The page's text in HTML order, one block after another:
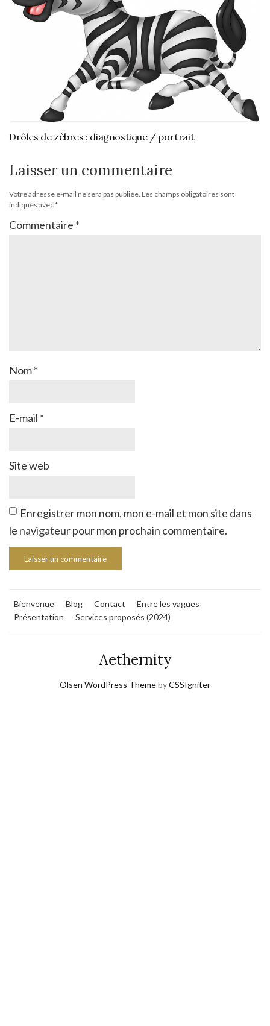
Drôles de zèbres : diagnostique / portrait
Laisser un commentaire
Votre adresse e-mail ne sera pas publiée. Les champs obligatoires sont
indiqués avec*
Commentaire *
Nom*
E-mail *
Site web
Enregistrer mon nom, mon e-mail et mon site dans
le navigateur pour mon prochain commentaire.
Bienvenue Blog Contact
Entre les vagues
Présentation
Services proposés (2024)
Aethernity
Olsen WordPress ThemebyCSSIgniter